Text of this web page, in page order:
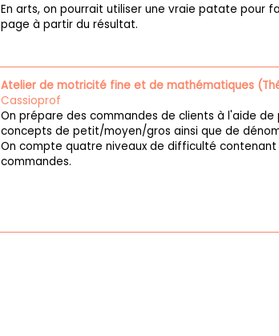
En arts, on pourrait utiliser une vraie patate pour
page à partir du résultat.
Atelier de motricité fine et de mathématiques
Cassioprof
On prépare des commandes de clients à l'aide
concepts de petit/moyen/gros ainsi que de
On compte quatre niveaux de difficulté
commandes.